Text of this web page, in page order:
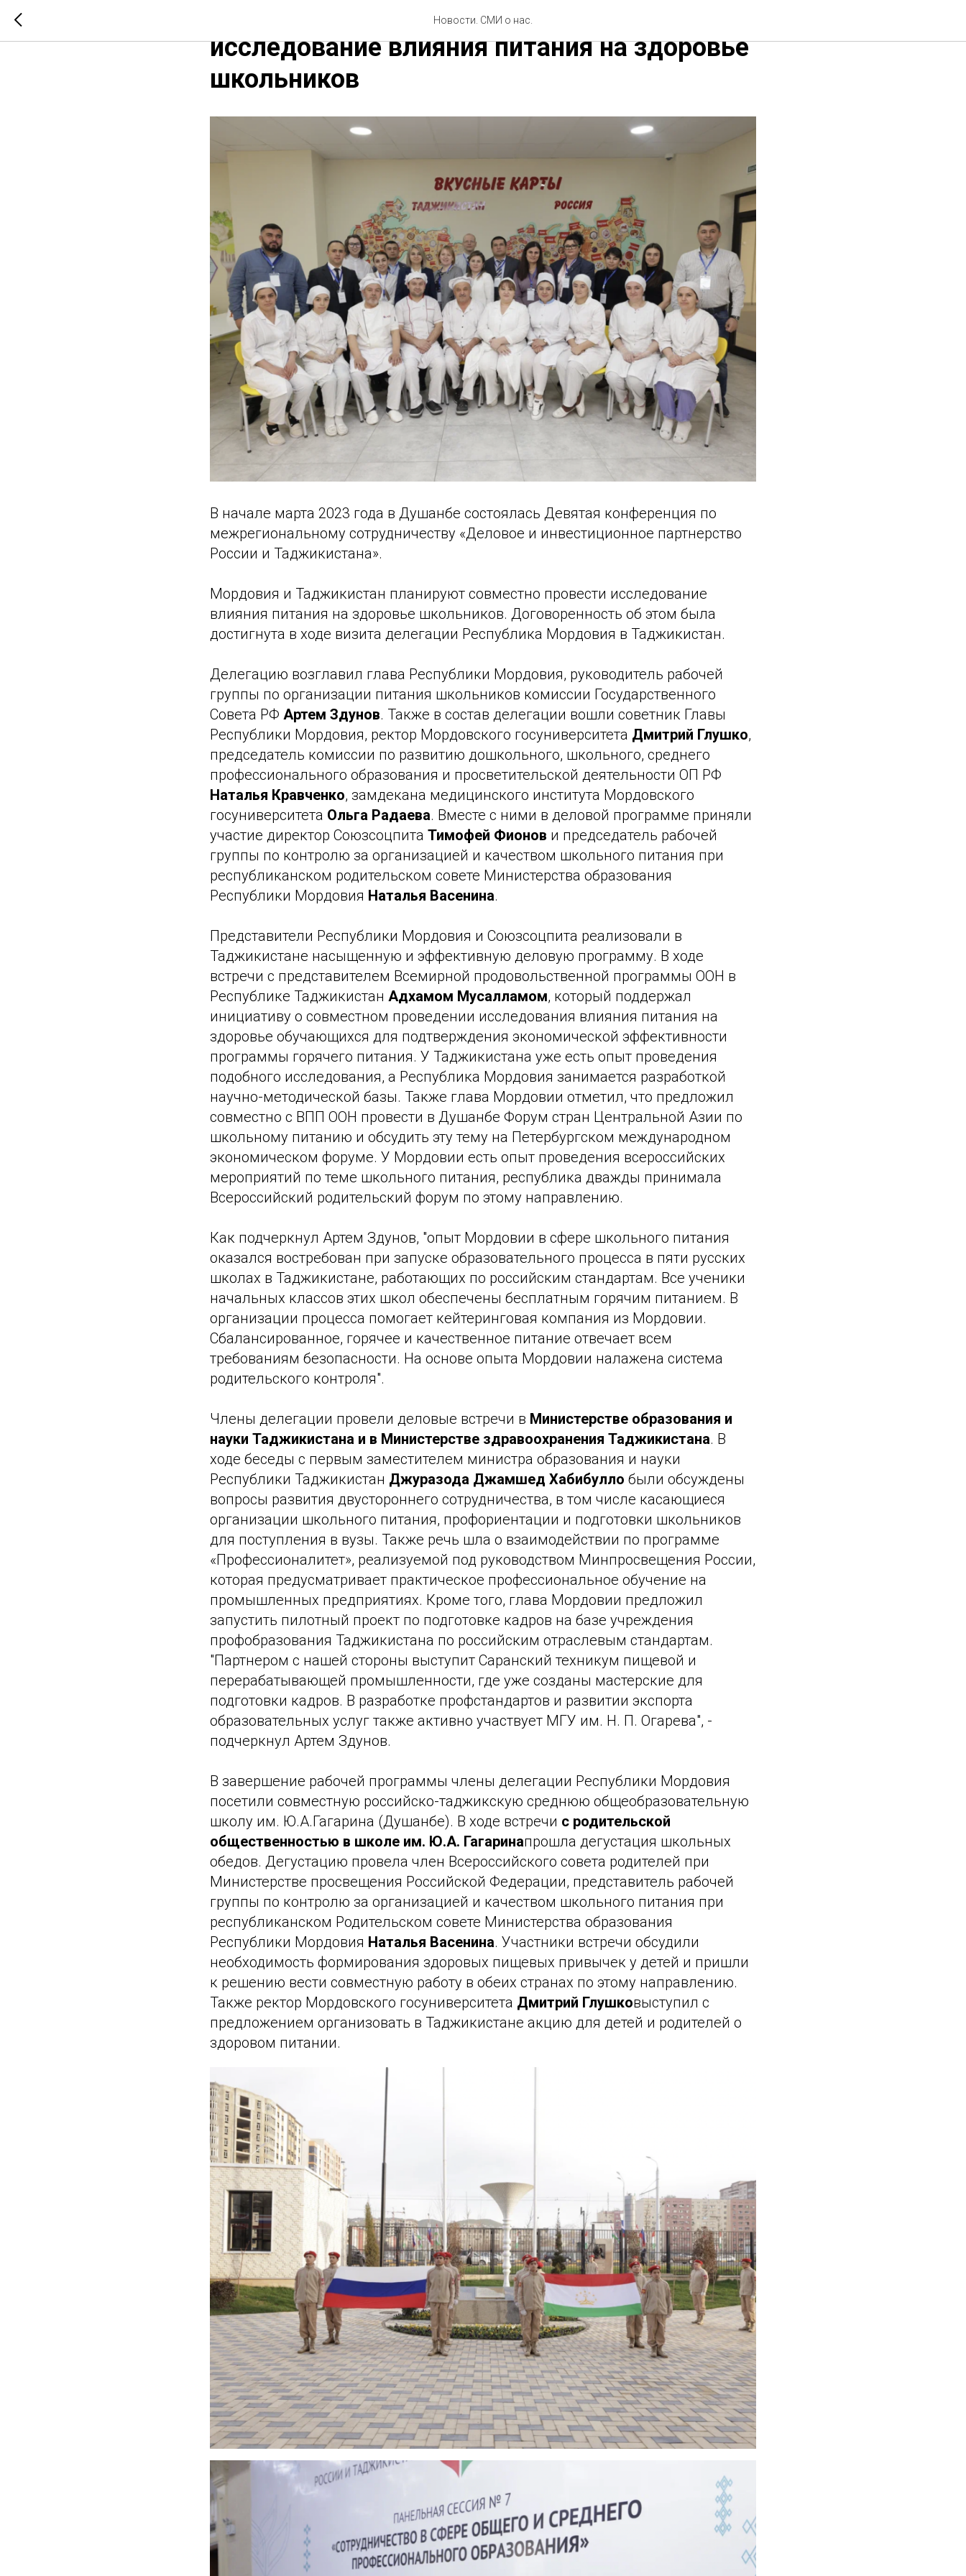
Новости. СМИ о нас.
Мордовия и Таджикистан проведут
исследование влияния питания на здоровье
школьников
В начале марта 2023 года в Душанбе состоялась Девятая конференция по
межрегиональному сотрудничеству «Деловое и инвестиционное партнерство
России и Таджикистана».
Мордовия и Таджикистан планируют совместно провести исследование
влияния питания на здоровье школьников. Договоренность об этом была
достигнута в ходе визита делегации Республика Мордовия в Таджикистан.
Делегацию возглавил глава Республики Мордовия, руководитель рабочей
группы по организации питания школьников комиссии Государственного
Совета РФ Артем Здунов. Также в состав делегации вошли советник Главы
Республики Мордовия, ректор Мордовского госуниверситета Дмитрий Глушко,
председатель комиссии по развитию дошкольного, школьного, среднего
профессионального образования и просветительской деятельности ОП РФ
Наталья Кравченко, замдекана медицинского института Мордовского
госуниверситета Ольга Радаева. Вместе с ними в деловой программе приняли
участие директор Союзсоцпита Тимофей Фионов и председатель рабочей
группы по контролю за организацией и качеством школьного питания при
республиканском родительском совете Министерства образования
Республики Мордовия Наталья Васенина.
Представители Республики Мордовия и Союзсоцпита реализовали в
Таджикистане насыщенную и эффективную деловую программу. В ходе
встречи с представителем Всемирной продовольственной программы ООН в
Республике Таджикистан Адхамом Мусалламом, который поддержал
инициативу о совместном проведении исследования влияния питания на
здоровье обучающихся для подтверждения экономической эффективности
программы горячего питания. У Таджикистана уже есть опыт проведения
подобного исследования, а Республика Мордовия занимается разработкой
научно-методической базы. Также глава Мордовии отметил, что предложил
совместно с ВПП ООН провести в Душанбе Форум стран Центральной Азии по
школьному питанию и обсудить эту тему на Петербургском международном
экономическом форуме. У Мордовии есть опыт проведения всероссийских
мероприятий по теме школьного питания, республика дважды принимала
Всероссийский родительский форум по этому направлению.
Как подчеркнул Артем Здунов, "опыт Мордовии в сфере школьного питания
оказался востребован при запуске образовательного процесса в пяти русских
школах в Таджикистане, работающих по российским стандартам. Все ученики
начальных классов этих школ обеспечены бесплатным горячим питанием. В
организации процесса помогает кейтеринговая компания из Мордовии.
Сбалансированное, горячее и качественное питание отвечает всем
требованиям безопасности. На основе опыта Мордовии налажена система
родительского контроля".
Члены делегации провели деловые встречи в Министерстве образования и
науки Таджикистана и в Министерстве здравоохранения Таджикистана. В
ходе беседы с первым заместителем министра образования и науки
Республики Таджикистан Джуразода Джамшед Хабибулло были обсуждены
вопросы развития двустороннего сотрудничества, в том числе касающиеся
организации школьного питания, профориентации и подготовки школьников
для поступления в вузы. Также речь шла о взаимодействии по программе
«Профессионалитет», реализуемой под руководством Минпросвещения России,
которая предусматривает практическое профессиональное обучение на
промышленных предприятиях. Кроме того, глава Мордовии предложил
запустить пилотный проект по подготовке кадров на базе учреждения
профобразования Таджикистана по российским отраслевым стандартам.
"Партнером с нашей стороны выступит Саранский техникум пищевой и
перерабатывающей промышленности, где уже созданы мастерские для
подготовки кадров. В разработке профстандартов и развитии экспорта
образовательных услуг также активно участвует МГУ им. Н. П. Огарева", -
подчеркнул Артем Здунов.
В завершение рабочей программы члены делегации Республики Мордовия
посетили совместную российско-таджикскую среднюю общеобразовательную
школу им. Ю.А.Гагарина (Душанбе). В ходе встречи с родительской
общественностью в школе им. Ю.А. Гагаринапрошла дегустация школьных
обедов. Дегустацию провела член Всероссийского совета родителей при
Министерстве просвещения Российской Федерации, представитель рабочей
группы по контролю за организацией и качеством школьного питания при
республиканском Родительском совете Министерства образования
Республики Мордовия Наталья Васенина. Участники встречи обсудили
необходимость формирования здоровых пищевых привычек у детей и пришли
к решению вести совместную работу в обеих странах по этому направлению.
Также ректор Мордовского госуниверситета Дмитрий Глушковыступил с
предложением организовать в Таджикистане акцию для детей и родителей о
здоровом питании.